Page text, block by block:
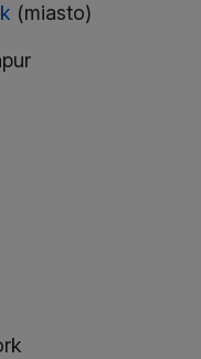
(miasto)